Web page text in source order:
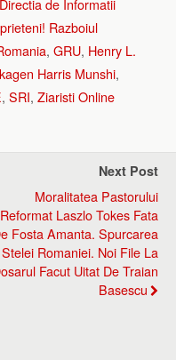
Directia de Informatii
Razboiul
, GRU, Henry L.
Harris Munshi,
, SRI, Ziaristi Online
Next Post
Moralitatea Pastorului
Reformat Laszlo Tokes Fata
Fosta Amanta. Spurcarea
Stelei Romaniei. Noi File La
Facut Uitat De Traian
Basescu